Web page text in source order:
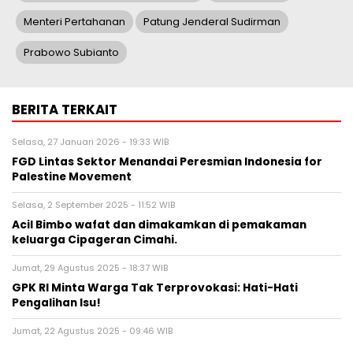
Menteri Pertahanan Patung Jenderal Sudirman
Prabowo Subianto
BERITA TERKAIT
Selasa, 27 Januari 2026 - 19:33 WIB
FGD Lintas Sektor Menandai Peresmian Indonesia for
Palestine Movement
Selasa, 2 September 2025 - 11:52 WIB
Acil Bimbo wafat dan dimakamkan di pemakaman
keluarga Cipageran Cimahi.
Jumat, 29 Agustus 2025 - 18:37 WIB
GPK RI Minta Warga Tak Terprovokasi: Hati-Hati
Pengalihan Isu!
Jumat, 22 Agustus 2025 - 09:46 WIB